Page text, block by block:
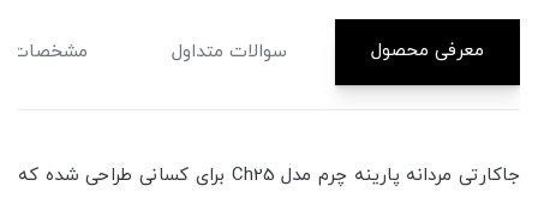
معرفی محصول سوالات متداول مشخصات
جاکارتی مردانه پارینه چرم مدل Ch25 برای کسانی طراحی شده که